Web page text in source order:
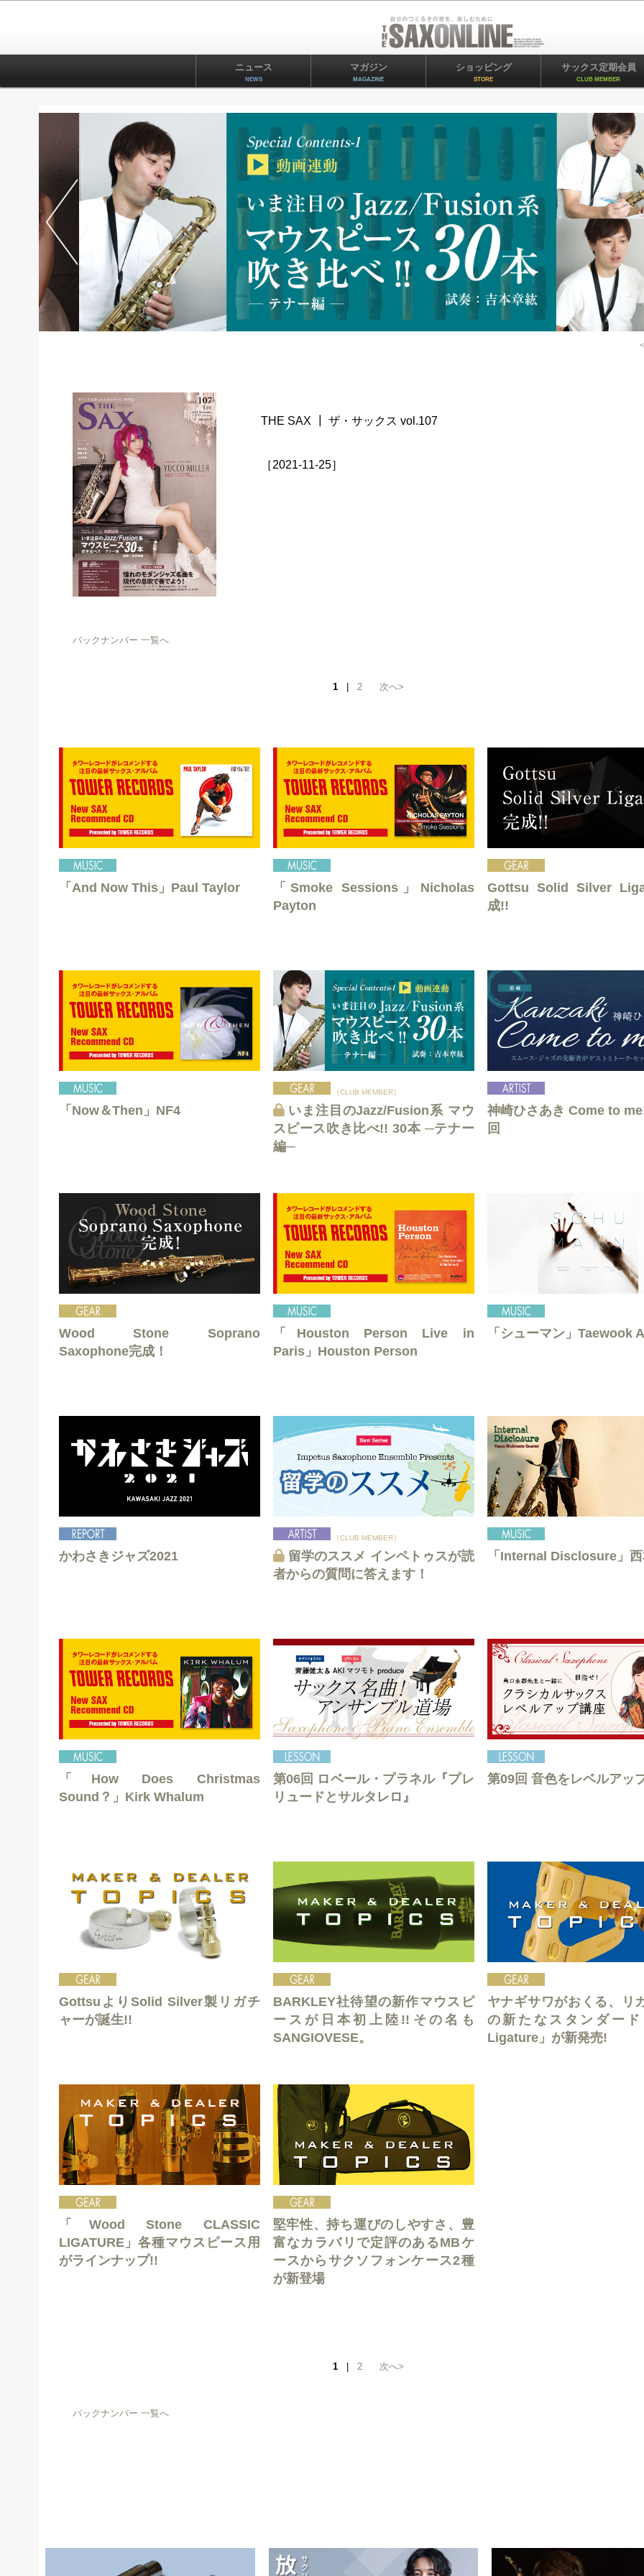
ニュース
NEWS
マガジン
MAGAZINE
ショッピング
STORE
サックス定期会員
CLUB MEMBER
THE SAX ┃ ザ・サックス vol.107
［2021-11-25］
バックナンバー 一覧へ
1| 2 次へ>
「And Now This」Paul Taylor
「Smoke Sessions」Nicholas
Payton
Gottsu Solid Silver
成!!
「Now＆Then」NF4
［CLUB MEMBER］
いま注目のJazz/Fusion系 マウ
スピース吹き比べ!! 30本 ─テナー
編─
神崎ひさあき Come to
回
Wood Stone Soprano
Saxophone完成！
「Houston Person Live in
Paris」Houston Person
「シューマン」Taewook
かわさきジャズ2021
［CLUB MEMBER］
留学のススメ インペトゥスが読
者からの質問に答えます！
「Internal Disclosure」
「How Does Christmas
Sound？」Kirk Whalum
第06回 ロベール・プラネル『プレ
リュードとサルタレロ』
第09回 音色をレベルアッ
GottsuよりSolid Silver製リガチ
ャーが誕生!!
BARKLEY社待望の新作マウスピ
ースが日本初上陸!!その名も
SANGIOVESE。
ヤナギサワがおくる、リ
の新たなスタンダード
Ligature」が新発売!
「Wood Stone CLASSIC
LIGATURE」各種マウスピース用
がラインナップ!!
堅牢性、持ち運びのしやすさ、豊
富なカラバリで定評のあるMBケ
ースからサクソフォンケース2種
が新登場
1| 2 次へ>
バックナンバー 一覧へ